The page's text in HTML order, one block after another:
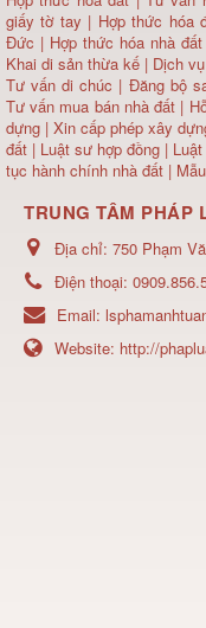
giấy tờ tay | Hợp thức hóa
Đức | Hợp thức hóa nhà
Khai di sản thừa kế | Dịch
Tư vấn di chúc | Đăng bộ
Tư vấn mua bán nhà đất |
dựng | Xin cấp phép xây
đất | Luật sư hợp đồng |
tục hành chính nhà đất |
TRUNG TÂM PHÁP
Địa chỉ: 750 Phạm
Điện thoại:
Email:
Website: http://